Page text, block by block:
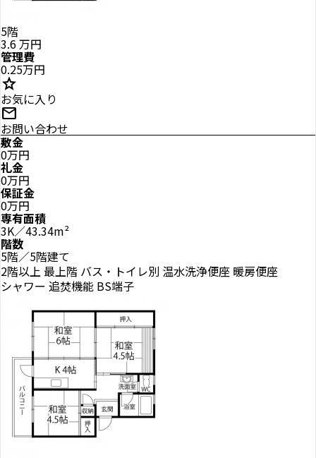
5階
3.6万円
管理費
0.25万円
star
お気に入り
mail
お問い合わせ
敷金
0万円
礼金
0万円
保証金
0万円
専有面積
3K／43.34m²
階数
5階／5階建て
2階以上 最上階 バス・トイレ別 温水洗浄便座 暖房便座
シャワー 追焚機能 BS端子